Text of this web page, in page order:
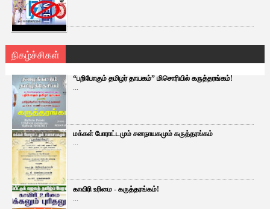
நிகழ்ச்சிகள்
“பறிபோகும் தமிழர் தாயகம்” மிசொரியில் கருத்தரங்கம்!
...
மக்கள் போராட்டமும் சனநாயகமும் கருத்தரங்கம்
...
காவிரி உரிமை - கருத்தரங்கம்!
...